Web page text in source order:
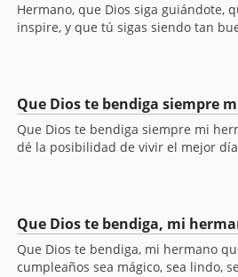
Hermano, que Dios siga guiándote,
inspire, y que tú sigas siendo tan
Que Dios te bendiga siempre
Que Dios te bendiga siempre mi
dé la posibilidad de vivir el mejor
Que Dios te bendiga, mi
Que Dios te bendiga, mi hermano
cumpleaños sea mágico, sea lindo,